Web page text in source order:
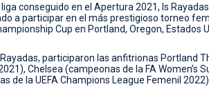
conseguido en el Apertura 2021, ls
a participar en el más prestigioso torneo
Cup en Portland, Oregon, Estados
participaron las anfitrionas Portland
Chelsea (campeonas de la FA Women’s
de la UEFA Champions League Femenil